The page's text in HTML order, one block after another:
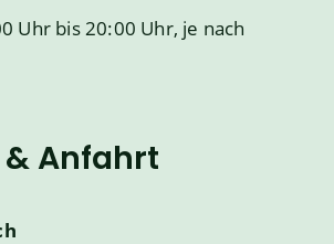
Uhr bis 20:00 Uhr, je nach
Anfahrt